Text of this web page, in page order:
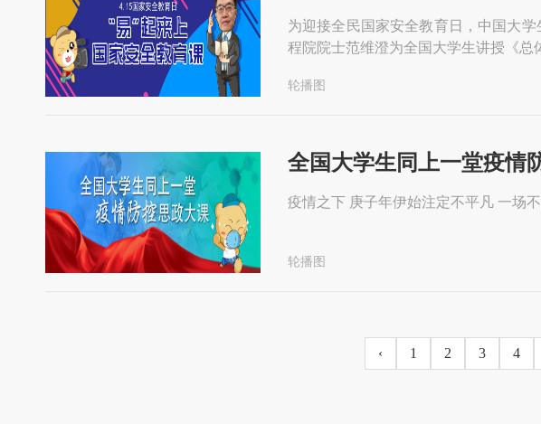
为迎接全民国家安全教育日，中国大
程院院士范维澄为全国大学生讲授《总
轮播图
全国大学生同上一堂疫情
轮播图
‹ 1 2 3 4